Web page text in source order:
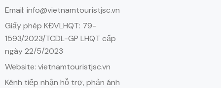
Email: info@vietnamtouristjsc.vn
Giấy phép KĐVLHQT: 79-
1593/2023/TCDL-GP LHQT cấp
ngày 22/5/2023
Website: vietnamtouristjsc.vn
Kênh tiếp nhận hỗ trợ, phản ánh